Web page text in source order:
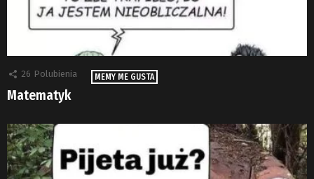
26 Polubienia MEMY ME GUSTA
Matematyk